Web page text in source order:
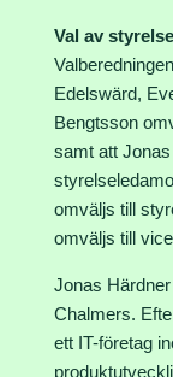
Val av
Edelswärd,
Bengtsson
samt att
omväljs till
omväljs till
Jonas
Chalmers.
ett IT-företag